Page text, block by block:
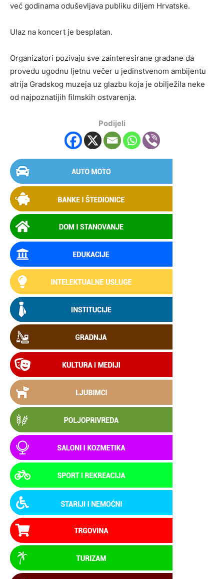
već godinama oduševljava publiku diljem Hrvatske.
Ulaz na koncert je besplatan.
Organizatori pozivaju sve zainteresirane građane da
provedu ugodnu ljetnu večer u jedinstvenom ambijentu
atrija Gradskog muzeja uz glazbu koja je obilježila neke
od najpoznatijih filmskih ostvarenja.
Podijeli